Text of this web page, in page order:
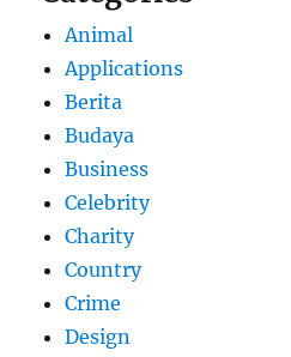
Animal
Applications
Berita
Budaya
Business
Celebrity
Charity
Country
Crime
Design